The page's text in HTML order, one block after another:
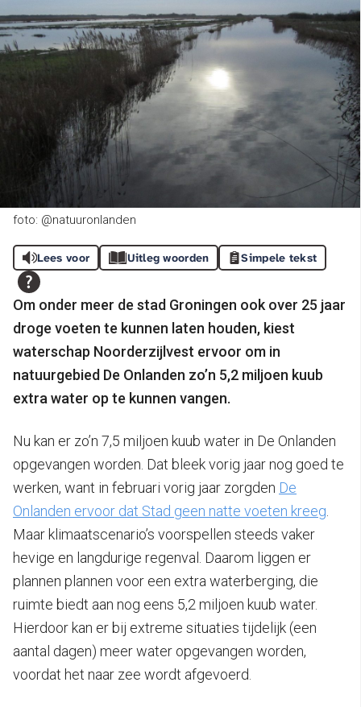
foto: @natuuronlanden
Lees voor Uitleg woorden Simpele tekst
Om onder meer de stad Groningen ook over 25 jaar
droge voeten te kunnen laten houden, kiest
waterschap Noorderzijlvest ervoor om in
natuurgebied De Onlanden zo’n 5,2 miljoen kuub
extra water op te kunnen vangen.
Nu kan er zo’n 7,5 miljoen kuub water in De Onlanden
opgevangen worden. Dat bleek vorig jaar nog goed te
werken, want in februari vorig jaar zorgden De
Onlanden ervoor dat Stad geen natte voeten kreeg
Maar klimaatscenario’s voorspellen steeds vaker
hevige en langdurige regenval. Daarom liggen er
plannen plannen voor een extra waterberging, die
ruimte biedt aan nog eens 5,2 miljoen kuub water.
Hierdoor kan er bij extreme situaties tijdelijk (een
aantal dagen) meer water opgevangen worden,
voordat het naar zee wordt afgevoerd.